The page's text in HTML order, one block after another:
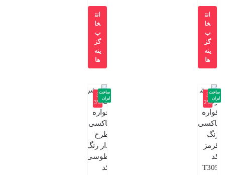
انت
خا
ب
گز
ینه
ها
انت
خا
ب
گز
ینه
ها
-3
2%
ساخت
ایران
-3
3%
ساخت
ایران